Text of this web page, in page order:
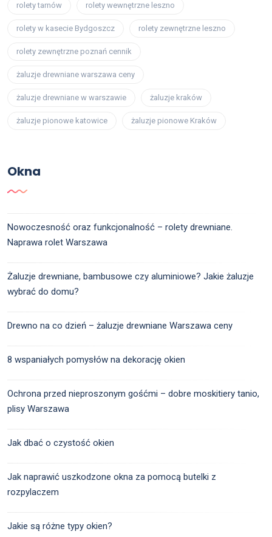
rolety tarnów rolety wewnętrzne leszno
rolety w kasecie Bydgoszcz rolety zewnętrzne leszno
rolety zewnętrzne poznań cennik
żaluzje drewniane warszawa ceny
żaluzje drewniane w warszawie żaluzje kraków
żaluzje pionowe katowice żaluzje pionowe Kraków
Okna
Nowoczesność oraz funkcjonalność – rolety drewniane.
Naprawa rolet Warszawa
Żaluzje drewniane, bambusowe czy aluminiowe? Jakie żaluzje
wybrać do domu?
Drewno na co dzień – żaluzje drewniane Warszawa ceny
8 wspaniałych pomysłów na dekorację okien
Ochrona przed nieproszonym gośćmi – dobre moskitiery tanio,
plisy Warszawa
Jak dbać o czystość okien
Jak naprawić uszkodzone okna za pomocą butelki z
rozpylaczem
Jakie są różne typy okien?